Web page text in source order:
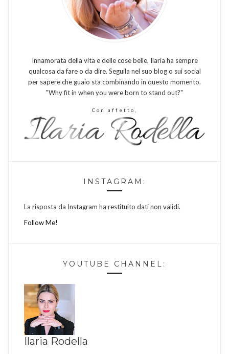
Innamorata della vita e delle cose belle, Ilaria ha sempre
qualcosa da fare o da dire. Seguila nel suo blog o sui social
per sapere che guaio sta combinando in questo momento.
"Why fit in when you were born to stand out?"
Con affetto,
INSTAGRAM:
La risposta da Instagram ha restituito dati non validi.
Follow Me!
YOUTUBE CHANNEL:
Ilaria Rodella